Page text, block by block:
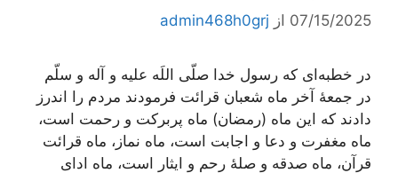
07/15/2025 از admin468h0grj
در خطبه‌ای‌ که‌ رسول‌ خدا صلّی‌ اللَه‌ علیه‌ و آله‌ و سلّم‌
در جمعۀ آخر ماه‌ شعبان‌ قرائت‌ فرمودند مردم‌ را اندرز
دادند که‌ این‌ ماه‌ (رمضان‌) ماه‌ پربرکت‌ و رحمت‌ است‌،
ماه‌ مغفرت‌ و دعا و اجابت‌ است‌، ماه‌ نماز، ماه‌ قرائت‌
قرآن‌، ماه‌ صدقه‌ و صلۀ رحم‌ و ایثار است‌، ماه‌ ادای‌